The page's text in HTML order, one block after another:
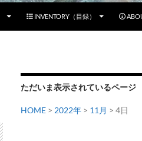
INVENTORY（目録）
ただいま表示されているページ
HOME > 2022年 > 11月 > 4日